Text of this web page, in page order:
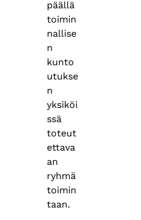
päällä
toimin
nallise
n
kunto
utukse
n
yksiköi
ssä
toteut
ettava
an
ryhmä
toimin
taan.